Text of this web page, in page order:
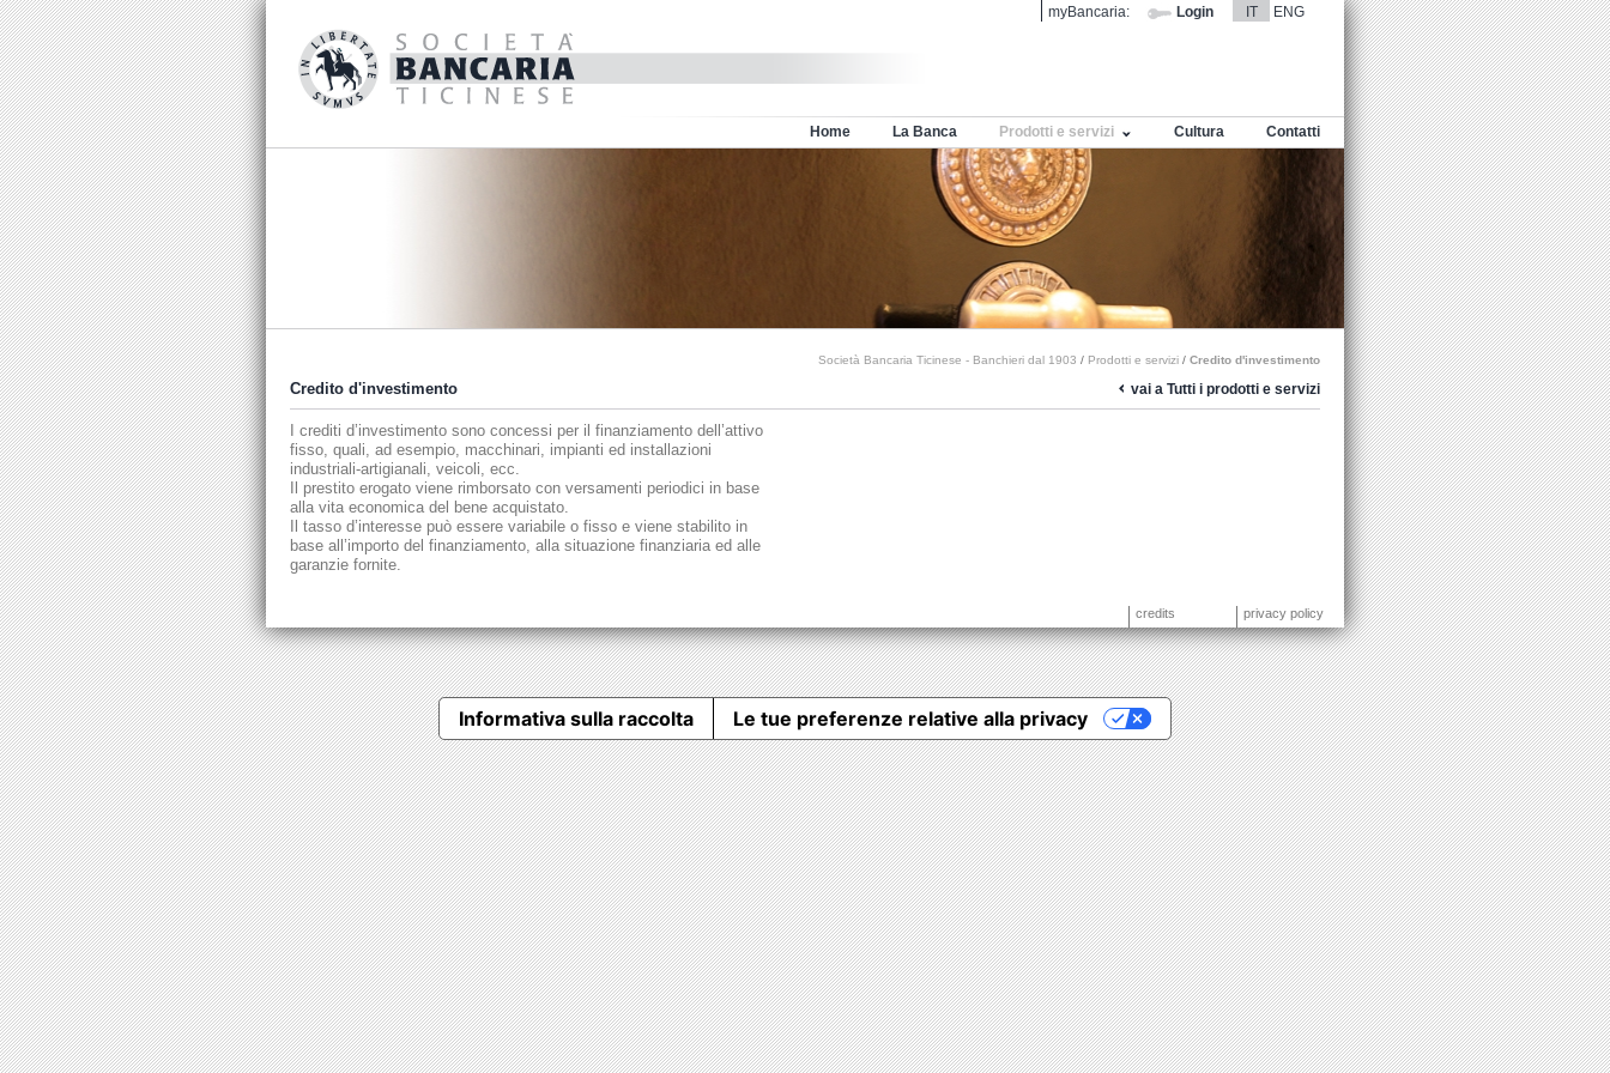
IT ENG
myBancaria: Login
Home La Banca Prodotti e servizi Cultura Contatti
Società Bancaria Ticinese - Banchieri dal 1903 / Prodotti e servizi / Credito d'investimento
Credito d'investimento vai a Tutti i prodotti e servizi
I crediti d’investimento sono concessi per il finanziamento dell’attivo
fisso, quali, ad esempio, macchinari, impianti ed installazioni
industriali-artigianali, veicoli, ecc.
Il prestito erogato viene rimborsato con versamenti periodici in base
alla vita economica del bene acquistato.
Il tasso d’interesse può essere variabile o fisso e viene stabilito in
base all’importo del finanziamento, alla situazione finanziaria ed alle
garanzie fornite.
credits privacy policy
Informativa sulla raccolta Le tue preferenze relative alla privacy